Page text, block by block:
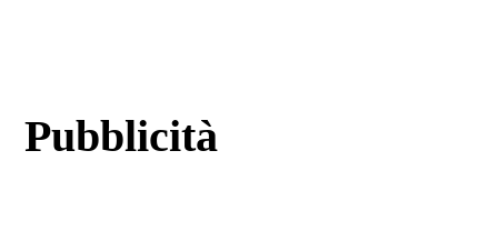
Pubblicità